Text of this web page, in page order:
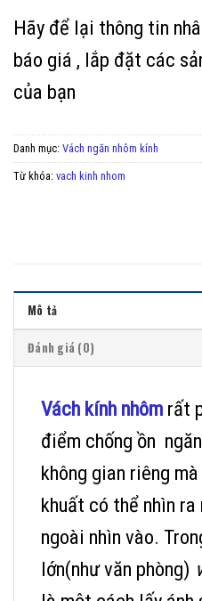
Hãy để lại thông tin
báo giá , lắp đặt các
của bạn
Danh mục: Vách ngăn nhôm kính
Từ khóa: vach kinh nhom
Mô tả
Đánh giá (0)
Vách kính nhôm rất
điểm chống ồn
không gian riêng
khuất có thể nhìn
ngoài nhìn vào.
lớn(như văn phòng)